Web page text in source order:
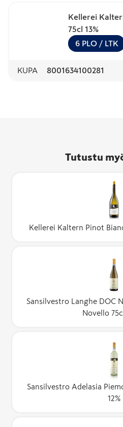
Kellerei
75cl 13%
6 PLO / LTK
KUPA 8001634100281
Tutustu
Kellerei Kaltern Pinot
Sansilvestro Langhe DOC
Novello
Sansilvestro Adelasia
12%